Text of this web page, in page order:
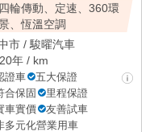
四輪傳動、定速、360環
、恆溫空調
市 / 駿曜汽車
年 / km
證車
五大保證
合保固
里程保證
車實價
友善試車
多元化營業用車